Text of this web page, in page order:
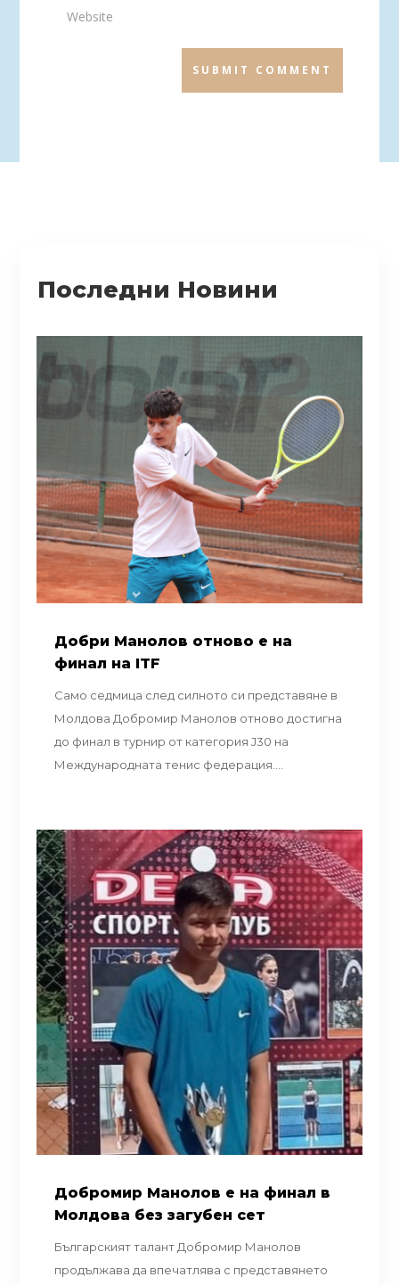
SUBMIT COMMENT
Последни Новини
Добри Манолов отново е на
финал на ITF
Само седмица след силното си представяне в
Молдова Добромир Манолов отново достигна
до финал в турнир от категория J30 на
Международната тенис федерация....
Добромир Манолов е на финал в
Молдова без загубен сет
Българският талант Добромир Манолов
продължава да впечатлява с представянето